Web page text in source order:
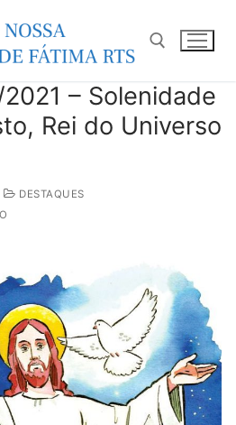
Pesquisar por:
– Solenidade
Rei do Universo
DESTAQUES